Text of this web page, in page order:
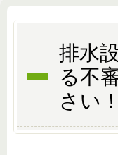
排水
る不
さい！